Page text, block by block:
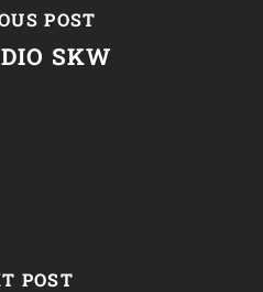
POST
SKW
POST